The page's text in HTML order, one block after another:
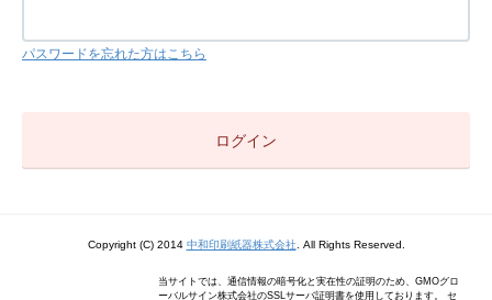
パスワードを忘れた方はこちら
Copyright (C) 2014 中和印刷紙器株式会社. All Rights Reserved.
当サイトでは、通信情報の暗号化と実在性の証明のため、GMOグロ
ーバルサイン株式会社のSSLサーバ証明書を使用しております。 セ